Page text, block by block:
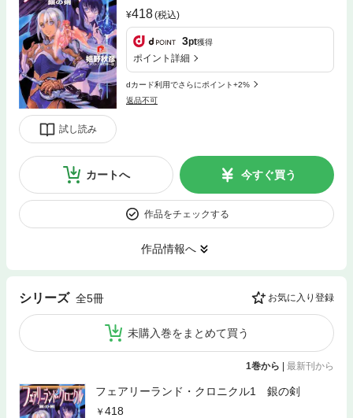
試し読み
418(税込)
3pt獲得
ポイント詳細
dカード利用でさらにポイント+2%
返品不可
カートへ 今すぐ買う
作品をチェックする
作品情報へ
シリーズ 全5冊 お気に入り登録
未購入巻をまとめて買う
1巻から | 最新刊から
フェアリーランド・クロニクル1 銀の剣
418